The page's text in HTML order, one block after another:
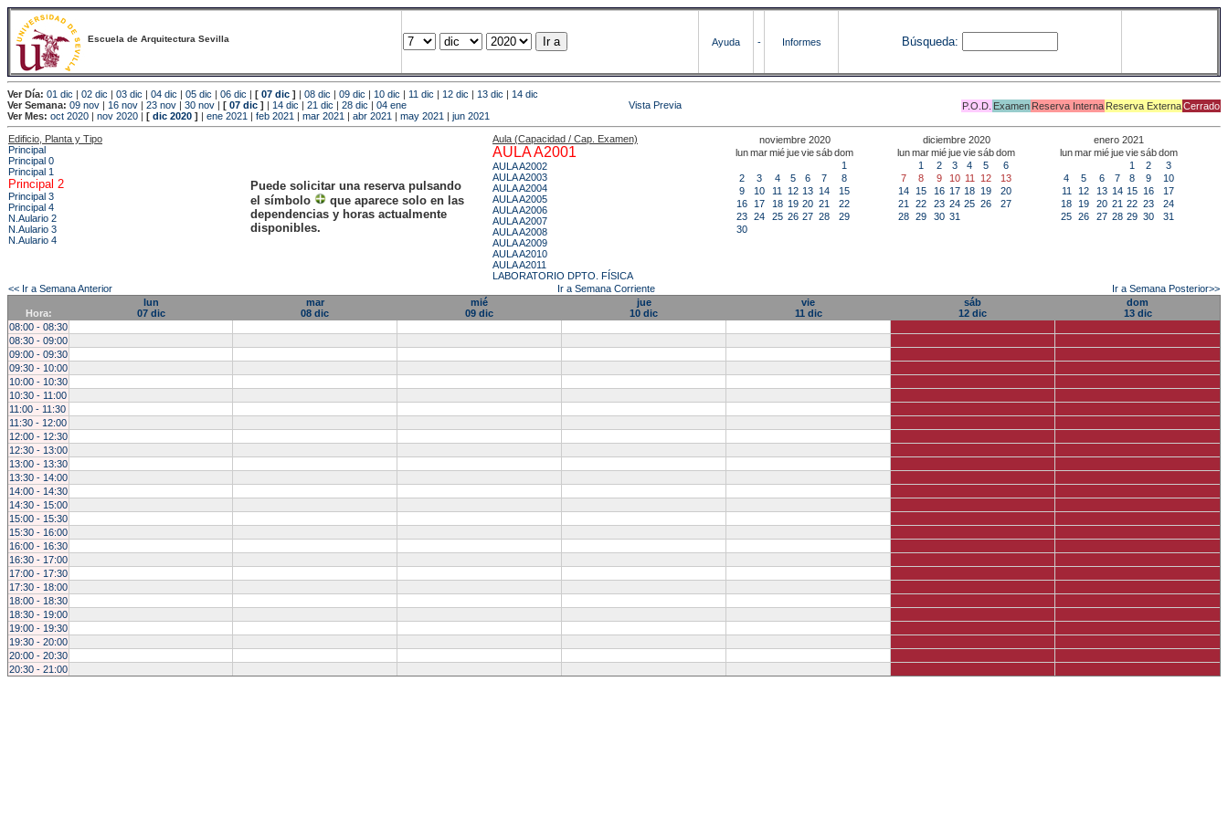
Escuela de Arquitectura Sevilla Ayuda - Informes Búsqueda:
Ver Día: 01 dic | 02 dic | 03 dic | 04 dic | 05 dic | 06 dic | [ 07 dic ] | 08 dic | 09 dic | 10 dic | 11 dic | 12 dic | 13 dic | 14 dic
Ver Semana: 09 nov | 16 nov | 23 nov | 30 nov | [ 07 dic ] | 14 dic | 21 dic | 28 dic | 04 ene P.O.D. Examen Reserva Interna Reserva ExternaCerrado
Vista Previa
Ver Mes: oct 2020 | nov 2020 | [ dic 2020 ] | ene 2021 | feb 2021 | mar 2021 | abr 2021 | may 2021 | jun 2021
Edificio, Planta y Tipo
Principal
Principal 0
Principal 1
Principal 2
Principal 3
Principal 4
N.Aulario 2
N.Aulario 3
N.Aulario 4
Puede solicitar una reserva pulsando
el símbolo
que aparece solo en las
dependencias y horas actualmente
disponibles.
Aula (Capacidad / Cap. Examen)
AULA A2001
AULA A2002
AULA A2003
AULA A2004
AULA A2005
AULA A2006
AULA A2007
AULA A2008
AULA A2009
AULA A2010
AULA A2011
LABORATORIO DPTO. FÍSICA
noviembre 2020
lunmarmiéjueviesábdom
1
2
3 4 5 6 7
8
9
10 11 12 13 14
15
16
17 18 19 20 21
22
23 24 25 26 27 28
29
30
diciembre 2020
lunmarmiéjueviesábdom
1
2 3 4 5
6
7
8 9 10 11 12
13
14
15 16 17 18 19
20
21
22 23 24 25 26
27
28 29 30 31
enero 2021
lunmarmiéjueviesábdom
1
2
3
4
5 6 7 8 9
10
11
12 13 14 15 16
17
18
19 20 21 22 23
24
25 26 27 28 29 30 31
<< Ir a Semana Anterior Ir a Semana Corriente Ir a Semana Posterior>>
Hora:
lun
07 dic
mar
08 dic
mié
09 dic
jue
10 dic
vie
11 dic
sáb
12 dic
dom
13 dic
08:00 - 08:30
08:30 - 09:00
09:00 - 09:30
09:30 - 10:00
10:00 - 10:30
10:30 - 11:00
11:00 - 11:30
11:30 - 12:00
12:00 - 12:30
12:30 - 13:00
13:00 - 13:30
13:30 - 14:00
14:00 - 14:30
14:30 - 15:00
15:00 - 15:30
15:30 - 16:00
16:00 - 16:30
16:30 - 17:00
17:00 - 17:30
17:30 - 18:00
18:00 - 18:30
18:30 - 19:00
19:00 - 19:30
19:30 - 20:00
20:00 - 20:30
20:30 - 21:00